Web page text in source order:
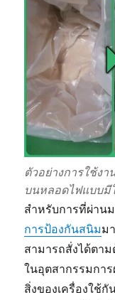
ตัวอย่างการใช้ง
บนหลอดไฟแบบมี
สำหรับการที่ผ่าน
การป้องกันสนิมม
สามารถสั่งได้ตา
ในอุตสากรรมกา
สิ่งของเครื่องใช้กั